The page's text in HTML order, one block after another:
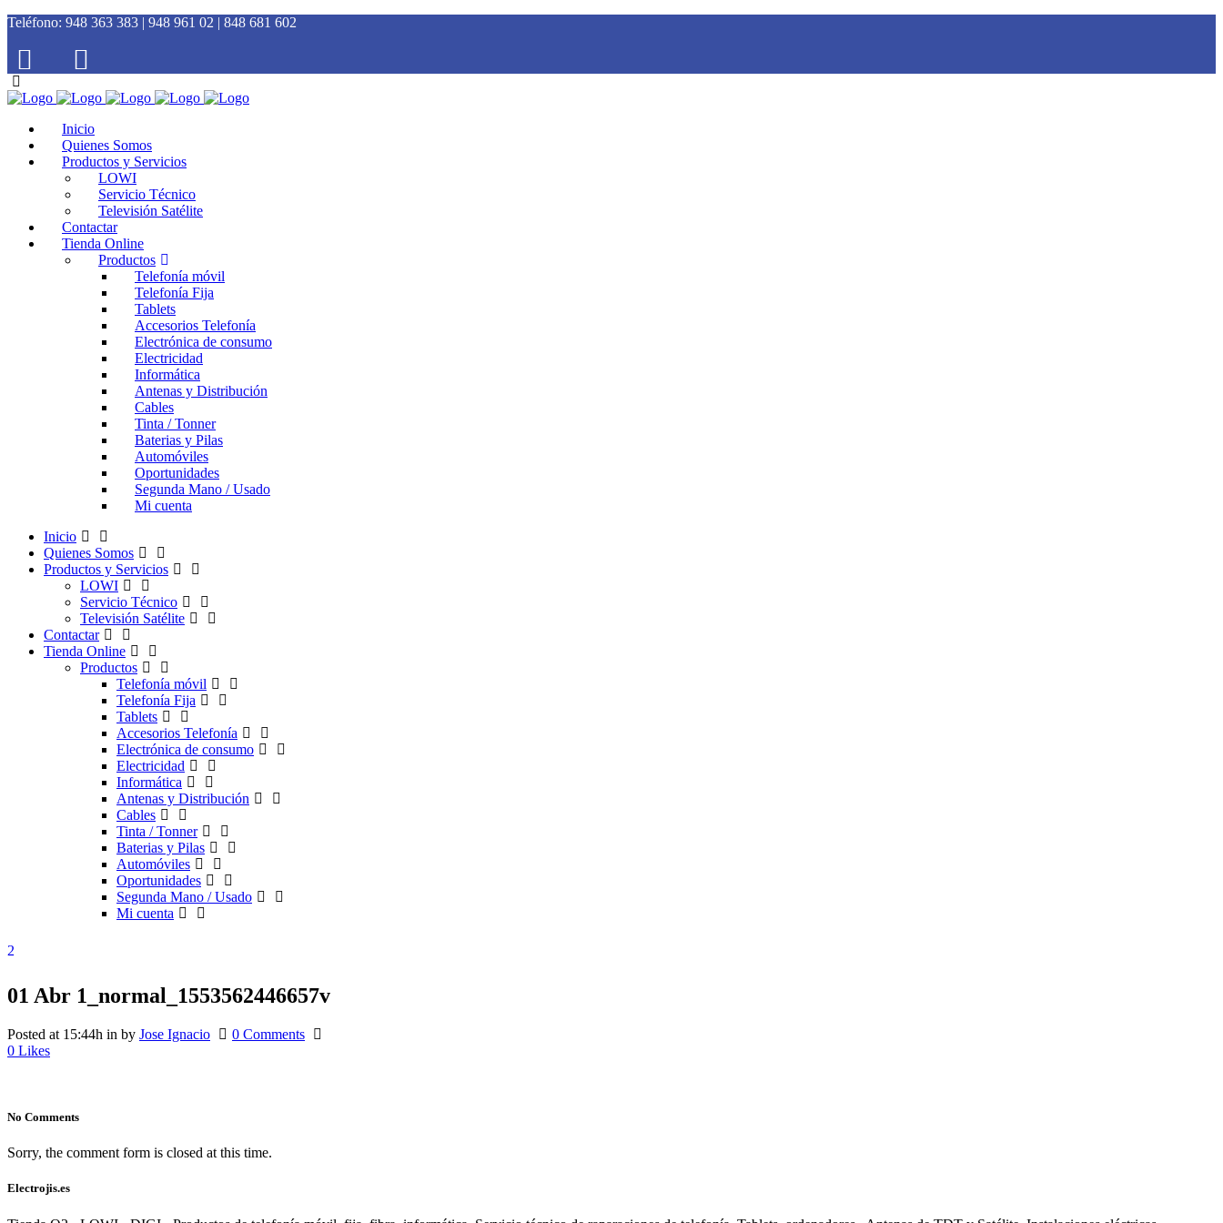
Teléfono: 948 363 383 | 948 961 02 | 848 681 602
Inicio
Quienes Somos
Productos y Servicios
LOWI
Servicio Técnico
Televisión Satélite
Contactar
Tienda Online
Productos
Telefonía móvil
Telefonía Fija
Tablets
Accesorios Telefonía
Electrónica de consumo
Electricidad
Informática
Antenas y Distribución
Cables
Tinta / Tonner
Baterias y Pilas
Automóviles
Oportunidades
Segunda Mano / Usado
Mi cuenta
Inicio
Quienes Somos
Productos y Servicios
LOWI
Servicio Técnico
Televisión Satélite
Contactar
Tienda Online
Productos
Telefonía móvil
Telefonía Fija
Tablets
Accesorios Telefonía
Electrónica de consumo
Electricidad
Informática
Antenas y Distribución
Cables
Tinta / Tonner
Baterias y Pilas
Automóviles
Oportunidades
Segunda Mano / Usado
Mi cuenta
01 Abr 1_normal_1553562446657v
Posted at 15:44h in by Jose Ignacio
0 Comments
0 Likes
No Comments
Sorry, the comment form is closed at this time.
Electrojis.es